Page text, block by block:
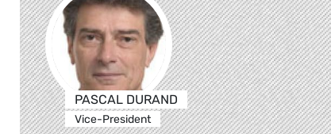
PASCAL DURAND
Vice-President